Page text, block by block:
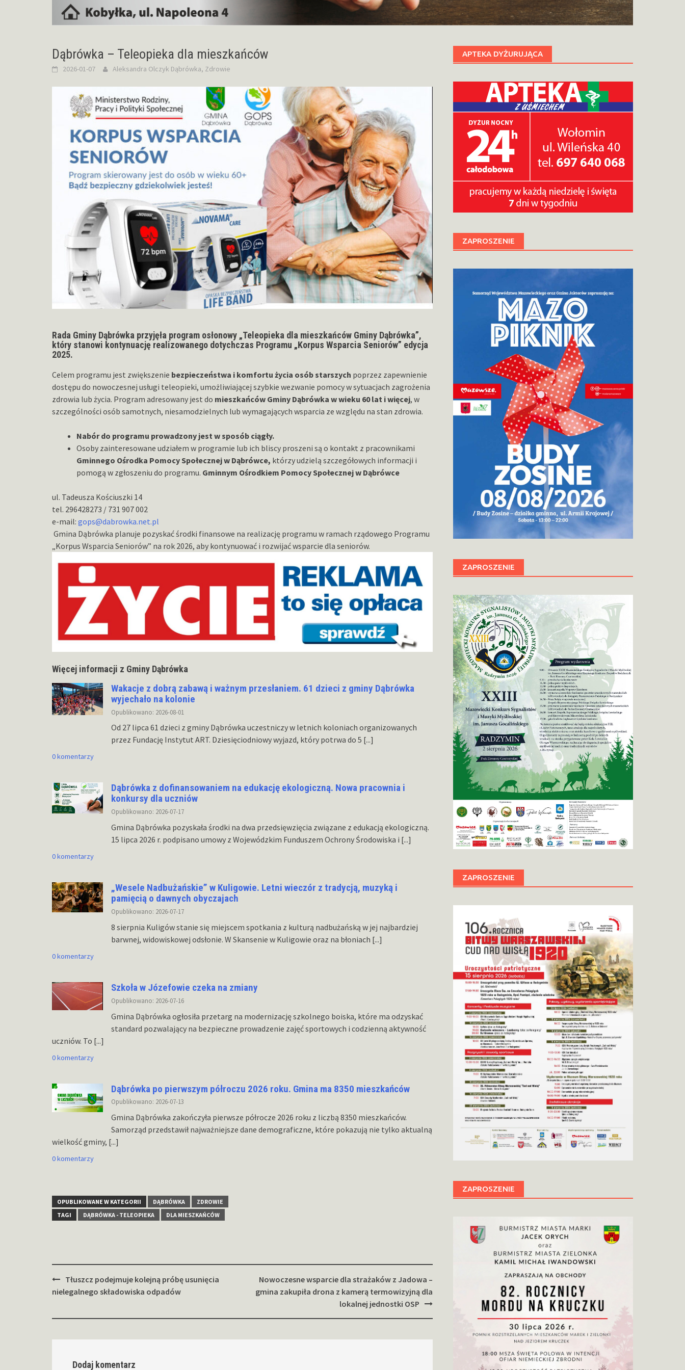
Dąbrówka – Teleopieka dla mieszkańców
2026-01-07 Aleksandra Olczyk Dąbrówka, Zdrowie
Rada Gminy Dąbrówka przyjęła program osłonowy „Teleopieka dla mieszkańców Gminy Dąbrówka”,
który stanowi kontynuację realizowanego dotychczas Programu „Korpus Wsparcia Seniorów” edycja
2025.
Celem programu jest zwiększenie bezpieczeństwa i komfortu życia osób starszych poprzez zapewnienie
dostępu do nowoczesnej usługi teleopieki, umożliwiającej szybkie wezwanie pomocy w sytuacjach zagrożenia
zdrowia lub życia. Program adresowany jest do mieszkańców Gminy Dąbrówka w wieku 60 lat i więcej, w
szczególności osób samotnych, niesamodzielnych lub wymagających wsparcia ze względu na stan zdrowia.
Nabór do programu prowadzony jest w sposób ciągły.
Osoby zainteresowane udziałem w programie lub ich bliscy proszeni są o kontakt z pracownikami
Gminnego Ośrodka Pomocy Społecznej w Dąbrówce, którzy udzielą szczegółowych informacji i
pomogą w zgłoszeniu do programu. Gminnym Ośrodkiem Pomocy Społecznej w Dąbrówce
ul. Tadeusza Kościuszki 14
tel. 296428273 / 731 907 002
e-mail: gops@dabrowka.net.pl
Gmina Dąbrówka planuje pozyskać środki finansowe na realizację programu w ramach rządowego Programu
„Korpus Wsparcia Seniorów” na rok 2026, aby kontynuować i rozwijać wsparcie dla seniorów.
Więcej informacji z Gminy Dąbrówka
Wakacje z dobrą zabawą i ważnym przesłaniem. 61 dzieci z gminy Dąbrówka
wyjechało na kolonie
Opublikowano: 2026-08-01
Od 27 lipca 61 dzieci z gminy Dąbrówka uczestniczy w letnich koloniach organizowanych
przez Fundację Instytut ART. Dziesięciodniowy wyjazd, który potrwa do 5 [...]
0 komentarzy
Dąbrówka z dofinansowaniem na edukację ekologiczną. Nowa pracownia i
konkursy dla uczniów
Opublikowano: 2026-07-17
Gmina Dąbrówka pozyskała środki na dwa przedsięwzięcia związane z edukacją ekologiczną.
15 lipca 2026 r. podpisano umowy z Wojewódzkim Funduszem Ochrony Środowiska i [...]
0 komentarzy
„Wesele Nadbużańskie” w Kuligowie. Letni wieczór z tradycją, muzyką i
pamięcią o dawnych obyczajach
Opublikowano: 2026-07-17
8 sierpnia Kuligów stanie się miejscem spotkania z kulturą nadbużańską w jej najbardziej
barwnej, widowiskowej odsłonie. W Skansenie w Kuligowie oraz na błoniach [...]
0 komentarzy
Szkoła w Józefowie czeka na zmiany
Opublikowano: 2026-07-16
Gmina Dąbrówka ogłosiła przetarg na modernizację szkolnego boiska, które ma odzyskać
standard pozwalający na bezpieczne prowadzenie zajęć sportowych i codzienną aktywność
uczniów. To [...]
0 komentarzy
Dąbrówka po pierwszym półroczu 2026 roku. Gmina ma 8350 mieszkańców
Opublikowano: 2026-07-13
Gmina Dąbrówka zakończyła pierwsze półrocze 2026 roku z liczbą 8350 mieszkańców.
Samorząd przedstawił najważniejsze dane demograficzne, które pokazują nie tylko aktualną
wielkość gminy, [...]
0 komentarzy
OPUBLIKOWANE W KATEGORII DĄBRÓWKA
ZDROWIE
TAGI
DĄBRÓWKA - TELEOPIEKA DLA MIESZKAŃCÓW
Zobacz
wpisy
Tłuszcz podejmuje kolejną próbę usunięcia
nielegalnego składowiska odpadów
Nowoczesne wsparcie dla strażaków z Jadowa –
gmina zakupiła drona z kamerą termowizyjną dla
lokalnej jednostki OSP
Dodaj komentarz
APTEKA DYŻURUJĄCA
ZAPROSZENIE
ZAPROSZENIE
ZAPROSZENIE
ZAPROSZENIE